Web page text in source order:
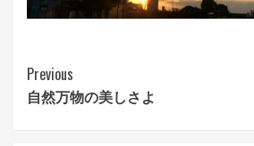
Continue
Reading
Previous
自然万物の美しさよ